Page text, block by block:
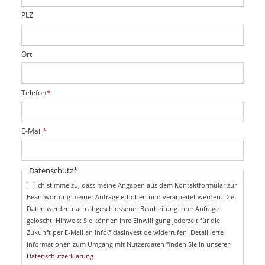
d
PLZ
Ort
P
f
i
c
t
f
Telefon*
P
f
i
E-Mail*
Pflichtfeld
Datenschutz*
Ich stimme zu, dass meine Angaben aus dem Kontaktformular zur
Beantwortung meiner Anfrage erhoben und verarbeitet werden. Die
Daten werden nach abgeschlossener Bearbeitung Ihrer Anfrage
gelöscht. Hinweis: Sie können Ihre Einwilligung jederzeit für die
Zukunft per E-Mail an info@dasinvest.de widerrufen. Detaillierte
Informationen zum Umgang mit Nutzerdaten finden Sie in unserer
Datenschutzerklärung